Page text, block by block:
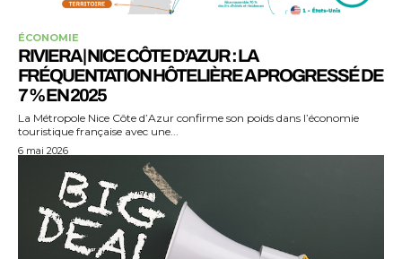
ÉCONOMIE
RIVIERA | NICE CÔTE D’AZUR : LA
FRÉQUENTATION HÔTELIÈRE A PROGRESSÉ DE
7 % EN 2025
La Métropole Nice Côte d’Azur confirme son poids dans l’économie
touristique française avec une...
6 mai 2026